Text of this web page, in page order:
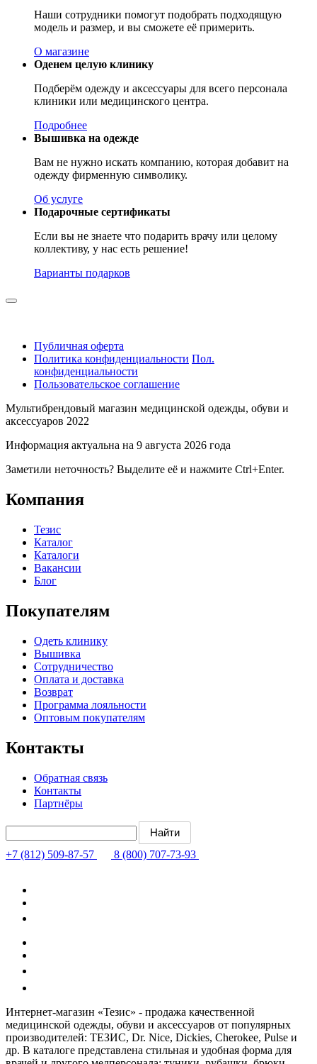
Наши сотрудники помогут подобрать подходящую
модель и размер, и вы сможете её примерить.
О магазине
Оденем целую клинику
Подберём одежду и аксессуары для всего персонала
клиники или медицинского центра.
Подробнее
Вышивка на одежде
Вам не нужно искать компанию, которая добавит на
одежду фирменную символику.
Об услуге
Подарочные сертификаты
Если вы не знаете что подарить врачу или целому
коллективу, у нас есть решение!
Варианты подарков
Публичная оферта
Политика конфиденциальности Пол.
конфиденциальности
Пользовательское соглашение
Мультибрендовый магазин медицинской одежды, обуви и
аксессуаров 2022
Информация актуальна на 9 августа 2026 года
Заметили неточность? Выделите её и нажмите Ctrl+Enter.
Компания
Тезис
Каталог
Каталоги
Вакансии
Блог
Покупателям
Одеть клинику
Вышивка
Сотрудничество
Оплата и доставка
Возврат
Программа лояльности
Оптовым покупателям
Контакты
Обратная связь
Контакты
Партнёры
+7 (812) 509-87-57 8 (800) 707-73-93
Интернет-магазин «Тезис» - продажа качественной
медицинской одежды, обуви и аксессуаров от популярных
производителей: ТЕЗИС, Dr. Nice, Dickies, Cherokee, Pulse и
др. В каталоге представлена стильная и удобная форма для